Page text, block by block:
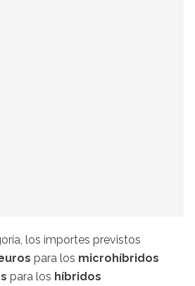
los importes previstos
para los microhíbridos
para los híbridos